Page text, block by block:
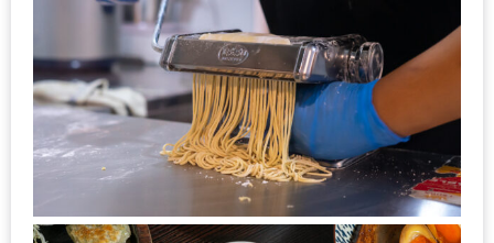
งาน
เดียว
ทั้ง
ช้อป
กิน
เที่ยว
โปร